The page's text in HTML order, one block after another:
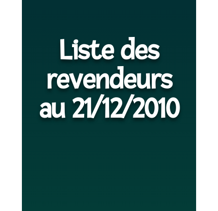
Liste des
revendeurs
au 21/12/2010